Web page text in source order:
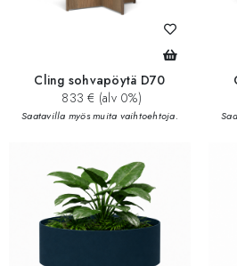
Cling sohvapöytä D70
833 € (alv 0%)
Saatavilla myös muita vaihtoehtoja.